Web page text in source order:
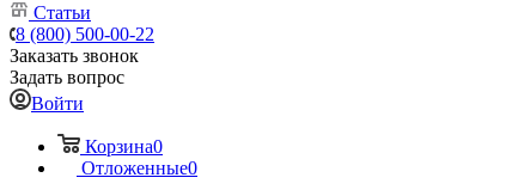
Статьи
8 (800) 500-00-22
Заказать звонок
Задать вопрос
Войти
Корзина0
Отложенные0